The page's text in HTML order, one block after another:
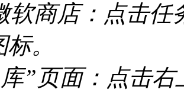
软商店：点击任
。
”页面：点击